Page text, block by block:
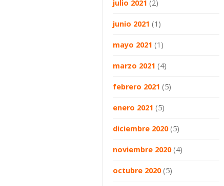
julio 2021 (2)
junio 2021 (1)
mayo 2021 (1)
marzo 2021 (4)
febrero 2021 (5)
enero 2021 (5)
diciembre 2020(5)
noviembre 2020(4)
octubre 2020(5)